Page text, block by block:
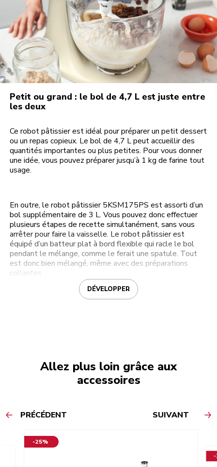
Petit ou grand : le bol de 4,7 L est juste entre
les deux
Ce robot pâtissier est idéal pour préparer un petit dessert
ou un repas copieux. Le bol de 4,7 L peut accueillir des
quantités importantes ou plus petites. Pour vous donner
une idée, vous pouvez préparer jusqu’à 1 kg de farine tout
usage.
En outre, le robot pâtissier 5KSM175PS est assorti d’un
bol supplémentaire de 3 L. Vous pouvez donc effectuer
plusieurs étapes de recette simultanément, sans vous
arrêter pour faire la vaisselle. Le robot pâtissier est
équipé d’un batteur plat à bord flexible qui racle le bol
pendant le mélange, comme le ferait une spatule. Tout
est donc bien mélangé, même avec des préparations
collantes.
DÉVELOPPER
Allez plus loin grâce aux
accessoires
PRÉCÉDENT SUIVANT
-25%
-